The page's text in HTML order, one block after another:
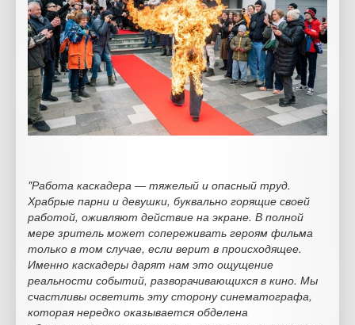
"Работа каскадера — тяжелый и опасный труд.
Храбрые парни и девушки, буквально горящие своей
работой, оживляют действие на экране. В полной
мере зритель может сопереживать героям фильма
только в том случае, если верит в происходящее.
Именно каскадеры дарят нам это ощущение
реальности событий, разворачивающихся в кино. Мы
счастливы осветить эту сторону синематографа,
которая нередко оказывается обделена